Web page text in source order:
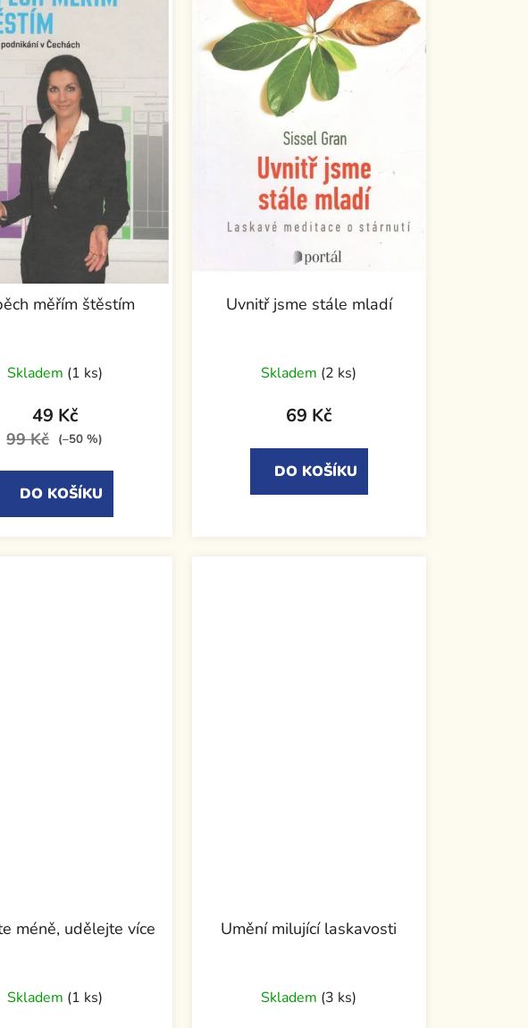
měřím štěstím
Skladem (1 ks)
49 Kč
99 Kč (–50 %)
DO KOŠÍKU
Uvnitř jsme stále mladí
Skladem (2 ks)
69 Kč
DO KOŠÍKU
méně, udělejte více
Skladem (1 ks)
Umění milující laskavosti
Skladem (3 ks)